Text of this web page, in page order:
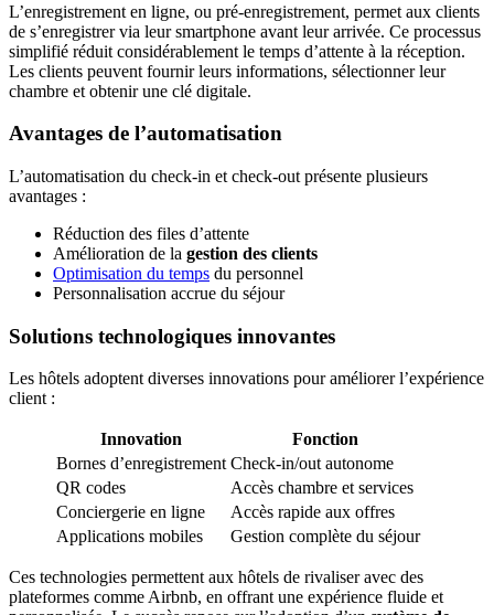
L’enregistrement en ligne, ou pré-enregistrement, permet aux clients
de s’enregistrer via leur smartphone avant leur arrivée. Ce processus
simplifié réduit considérablement le temps d’attente à la réception.
Les clients peuvent fournir leurs informations, sélectionner leur
chambre et obtenir une clé digitale.
Avantages de l’automatisation
L’automatisation du check-in et check-out présente plusieurs
avantages :
Réduction des files d’attente
Amélioration de la gestion des clients
Optimisation du temps du personnel
Personnalisation accrue du séjour
Solutions technologiques innovantes
Les hôtels adoptent diverses innovations pour améliorer l’expérience
client :
Innovation
Fonction
Bornes d’enregistrement Check-in/out autonome
QR codes
Accès chambre et services
Conciergerie en ligne
Accès rapide aux offres
Applications mobiles
Gestion complète du séjour
Ces technologies permettent aux hôtels de rivaliser avec des
plateformes comme Airbnb, en offrant une expérience fluide et